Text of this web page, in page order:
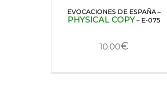
EVOCACIONES DE ESPAÑA –
PHYSICAL COPY – E-075
10.00€